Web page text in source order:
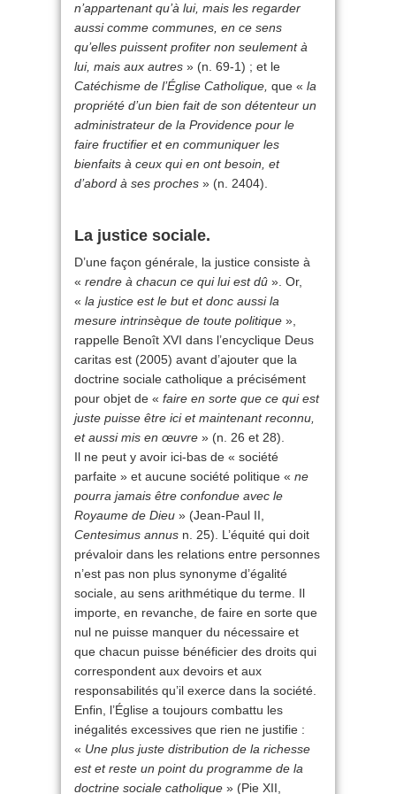
n’appartenant qu’à lui, mais les regarder
aussi comme communes, en ce sens
qu’elles puissent profiter non seulement à
lui, mais aux autres » (n. 69-1) ; et le
Catéchisme de l’Église Catholique, que « la
propriété d’un bien fait de son détenteur un
administrateur de la Providence pour le
faire fructifier et en communiquer les
bienfaits à ceux qui en ont besoin, et
d’abord à ses proches » (n. 2404).
La justice sociale.
D’une façon générale, la justice consiste à
« rendre à chacun ce qui lui est dû ». Or,
« la justice est le but et donc aussi la
mesure intrinsèque de toute politique »,
rappelle Benoît XVI dans l’encyclique Deus
caritas est (2005) avant d’ajouter que la
doctrine sociale catholique a précisément
pour objet de « faire en sorte que ce qui est
juste puisse être ici et maintenant reconnu,
et aussi mis en œuvre » (n. 26 et 28).
Il ne peut y avoir ici-bas de « société
parfaite » et aucune société politique « ne
pourra jamais être confondue avec le
Royaume de Dieu » (Jean-Paul II,
Centesimus annus n. 25). L’équité qui doit
prévaloir dans les relations entre personnes
n’est pas non plus synonyme d’égalité
sociale, au sens arithmétique du terme. Il
importe, en revanche, de faire en sorte que
nul ne puisse manquer du nécessaire et
que chacun puisse bénéficier des droits qui
correspondent aux devoirs et aux
responsabilités qu’il exerce dans la société.
Enfin, l’Église a toujours combattu les
inégalités excessives que rien ne justifie :
« Une plus juste distribution de la richesse
est et reste un point du programme de la
doctrine sociale catholique » (Pie XII,